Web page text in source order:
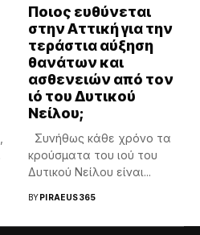
Ποιος ευθύνεται
στην Αττική για την
τεράστια αύξηση
θανάτων και
ασθενειών από τον
ιό του Δυτικού
Νείλου;
Συνήθως κάθε χρόνο τα
κρούσματα του ιού του
Δυτικού Νείλου είναι...
BYPIRAEUS365